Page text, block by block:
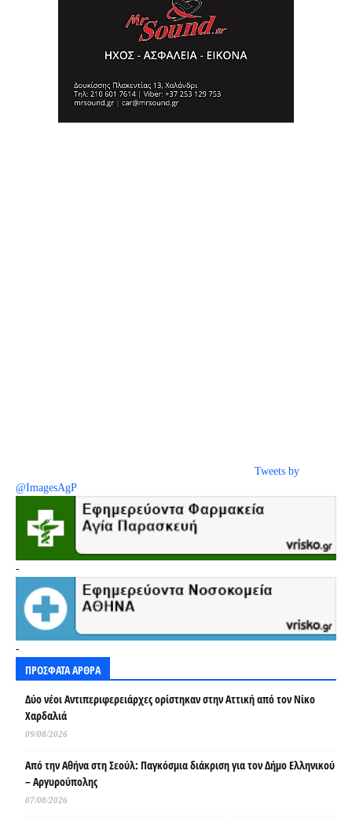
Tweets by
@ImagesAgP
-
-
ΠΡΟΣΦΑΤΑ ΑΡΘΡΑ
Δύο νέοι Αντιπεριφερειάρχες ορίστηκαν στην Αττική από τον Νίκο
Χαρδαλιά
09/08/2026
Από την Αθήνα στη Σεούλ: Παγκόσμια διάκριση για τον Δήμο Ελληνικού
– Αργυρούπολης
07/08/2026